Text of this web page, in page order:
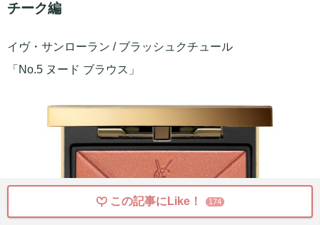
チーク編
イヴ・サンローラン / ブラッシュクチュール
「No.5 ヌード ブラウス」
この記事にLike！ 174